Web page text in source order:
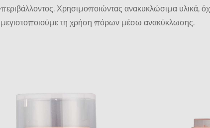
περιβάλλοντος. Χρησιμοποιώντας ανακυκλώσιμα υλικά,
μεγιστοποιούμε τη χρήση πόρων μέσω ανακύκλωσης.